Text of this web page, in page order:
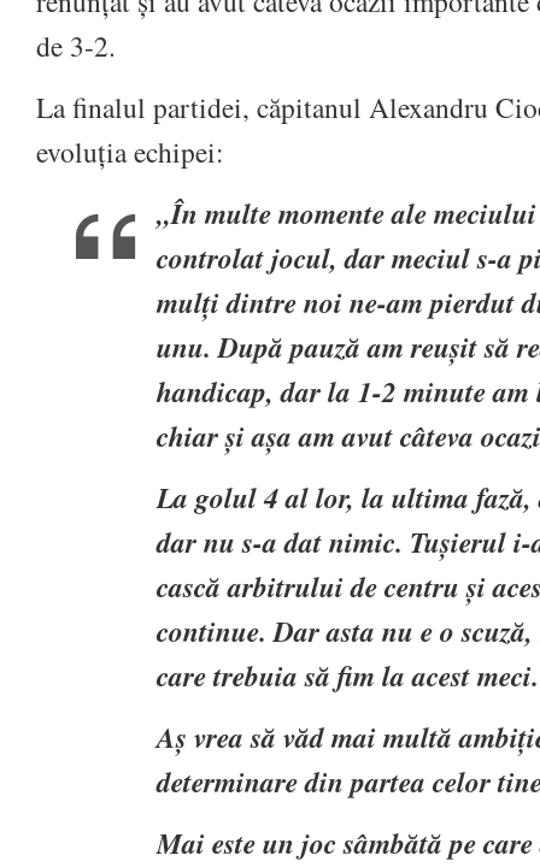
de 3-2.
La finalul partidei, căpitanul Alexandru
evoluția echipei:
„În multe momente ale
controlat jocul, dar meciul s-a
mulți dintre noi ne-am pierdut
unu. După pauză am reușit să
handicap, dar la 1-2 minute
chiar și așa am avut câteva
La golul 4 al lor, la ultima
dar nu s-a dat nimic. Tușierul
cască arbitrului de centru și
continue. Dar asta nu e o
care trebuia să fim la acest meci.
Aș vrea să văd mai multă
determinare din partea celor
Mai este un joc sâmbătă pe